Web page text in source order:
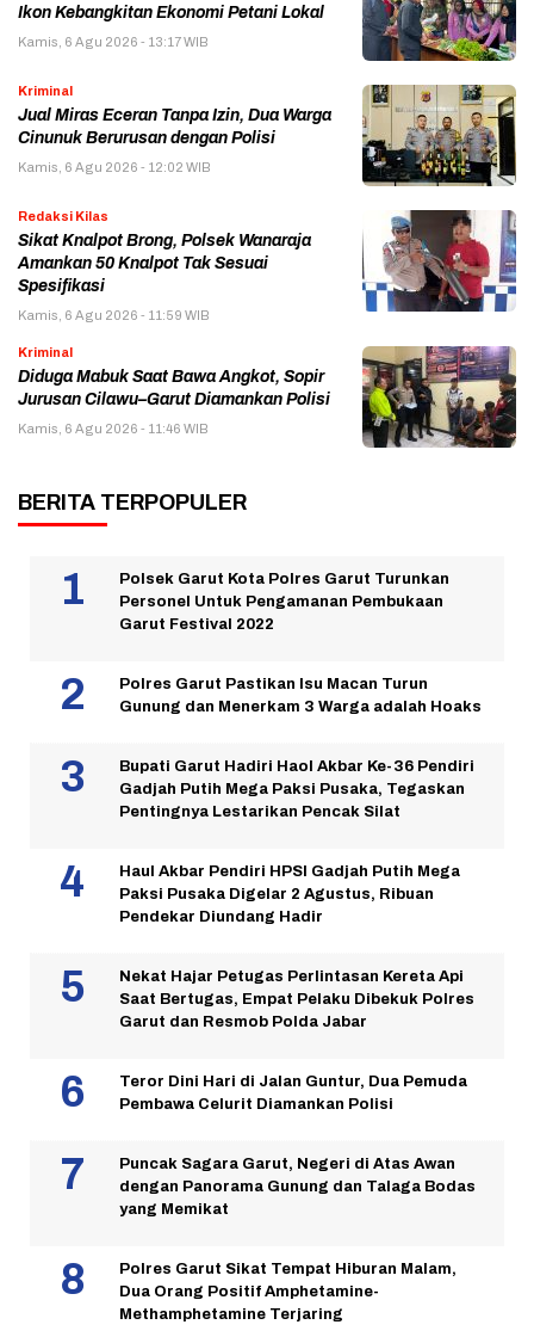
Ikon Kebangkitan Ekonomi Petani Lokal
Kamis, 6 Agu 2026 - 13:17 WIB
Kriminal
Jual Miras Eceran Tanpa Izin, Dua Warga
Cinunuk Berurusan dengan Polisi
Kamis, 6 Agu 2026 - 12:02 WIB
Redaksi Kilas
Sikat Knalpot Brong, Polsek Wanaraja
Amankan 50 Knalpot Tak Sesuai
Spesifikasi
Kamis, 6 Agu 2026 - 11:59 WIB
Kriminal
Diduga Mabuk Saat Bawa Angkot, Sopir
Jurusan Cilawu–Garut Diamankan Polisi
Kamis, 6 Agu 2026 - 11:46 WIB
BERITA TERPOPULER
Polsek Garut Kota Polres Garut Turunkan
Personel Untuk Pengamanan Pembukaan
Garut Festival 2022
Polres Garut Pastikan Isu Macan Turun
Gunung dan Menerkam 3 Warga adalah Hoaks
Bupati Garut Hadiri Haol Akbar Ke-36 Pendiri
Gadjah Putih Mega Paksi Pusaka, Tegaskan
Pentingnya Lestarikan Pencak Silat
Haul Akbar Pendiri HPSI Gadjah Putih Mega
Paksi Pusaka Digelar 2 Agustus, Ribuan
Pendekar Diundang Hadir
Nekat Hajar Petugas Perlintasan Kereta Api
Saat Bertugas, Empat Pelaku Dibekuk Polres
Garut dan Resmob Polda Jabar
Teror Dini Hari di Jalan Guntur, Dua Pemuda
Pembawa Celurit Diamankan Polisi
Puncak Sagara Garut, Negeri di Atas Awan
dengan Panorama Gunung dan Talaga Bodas
yang Memikat
Polres Garut Sikat Tempat Hiburan Malam,
Dua Orang Positif Amphetamine-
Methamphetamine Terjaring